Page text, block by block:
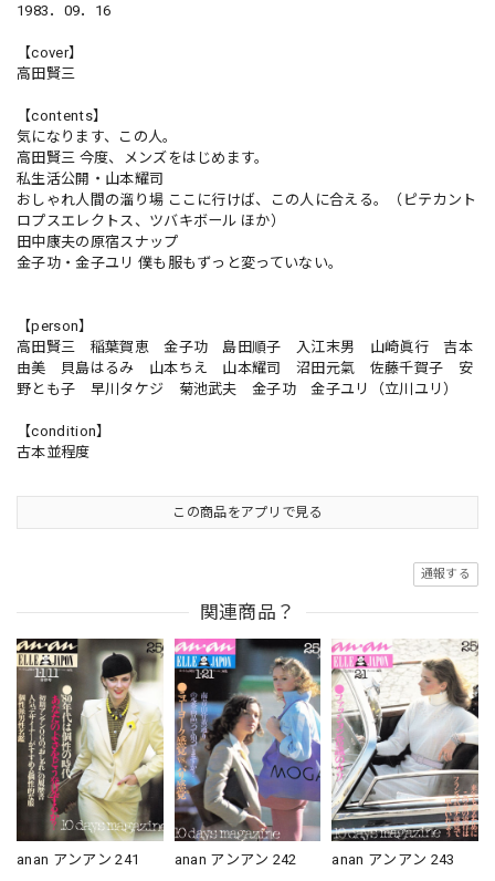
1983．09．16
【cover】
高田賢三
【contents】
気になります、この人。
高田賢三 今度、メンズをはじめます。
私生活公開・山本耀司
おしゃれ人間の溜り場 ここに行けば、この人に合える。（ピテカント
ロプスエレクトス、ツバキボール ほか）
田中康夫の原宿スナップ
金子功・金子ユリ 僕も服もずっと変っていない。
【person】
高田賢三 稲葉賀恵 金子功 島田順子 入江末男 山崎眞行 吉本
由美 貝島はるみ 山本ちえ 山本耀司 沼田元氣 佐藤千賀子 安
野とも子 早川タケジ 菊池武夫 金子功 金子ユリ（立川ユリ）
【condition】
古本並程度
この商品をアプリで見る
通報する
関連商品？
anan アンアン 241 anan アンアン 242 anan アンアン 243